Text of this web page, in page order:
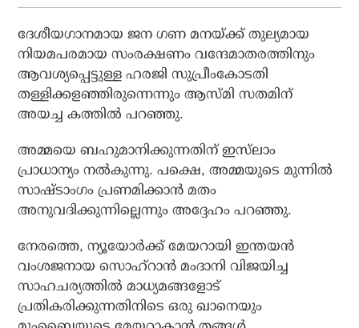
ദേശീയഗാനമായ ജന ഗണ മനയ്ക്ക് തുല്യമായ
നിയമപരമായ സംരക്ഷണം വന്ദേമാതരത്തിനും
ആവശ്യപ്പെട്ടുള്ള ഹരജി സുപ്രീംകോടതി
തള്ളിക്കളഞ്ഞിരുന്നെന്നും ആസ്മി സതമിന്
അയച്ച കത്തില്‍ പറഞ്ഞു.
അമ്മയെ ബഹുമാനിക്കുന്നതിന് ഇസ്‌ലാം
പ്രാധാന്യം നല്‍കുന്നു. പക്ഷെ, അമ്മയുടെ മുന്നില്‍
സാഷ്ടാംഗം പ്രണമിക്കാന്‍ മതം
അനുവദിക്കുന്നില്ലെന്നും അദ്ദേഹം പറഞ്ഞു.
നേരത്തെ, ന്യൂയോര്‍ക്ക് മേയറായി ഇന്തയന്‍
വംശജനായ സൊഹ്‌റാന്‍ മംദാനി വിജയിച്ച
സാഹചര്യത്തില്‍ മാധ്യമങ്ങളോട്
പ്രതികരിക്കുന്നതിനിടെ ഒരു ഖാനെയും